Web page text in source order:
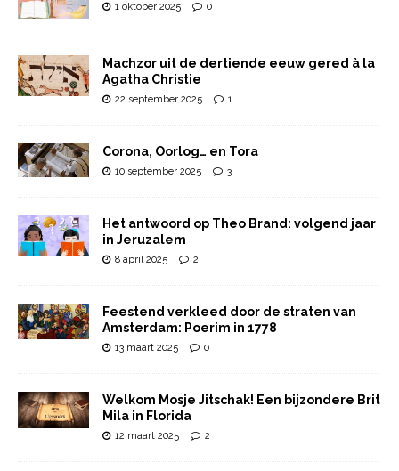
1 oktober 2025 0
Machzor uit de dertiende eeuw gered à la
Agatha Christie
22 september 2025 1
Corona, Oorlog… en Tora
10 september 2025 3
Het antwoord op Theo Brand: volgend jaar
in Jeruzalem
8 april 2025 2
Feestend verkleed door de straten van
Amsterdam: Poerim in 1778
13 maart 2025 0
Welkom Mosje Jitschak! Een bijzondere Brit
Mila in Florida
12 maart 2025 2